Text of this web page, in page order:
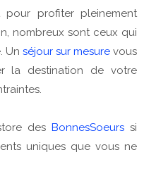
pour profiter pleinement
nombreux sont ceux qui
Un séjour sur mesure vous
la destination de votre
des BonnesSoeurssi
uniques que vous ne